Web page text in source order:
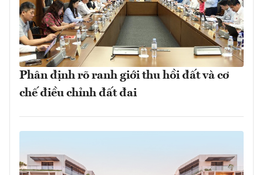
Phân định rõ ranh giới thu hồi đất và cơ
chế điều chỉnh đất đai